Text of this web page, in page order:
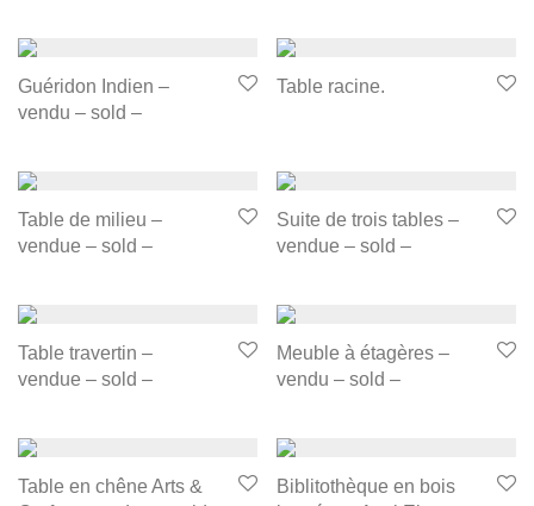
Guéridon Indien –
vendu – sold –
Table racine.
Table de milieu –
vendue – sold –
Suite de trois tables –
vendue – sold –
Table travertin –
vendue – sold –
Meuble à étagères –
vendu – sold –
Table en chêne Arts &
Biblitothèque en bois